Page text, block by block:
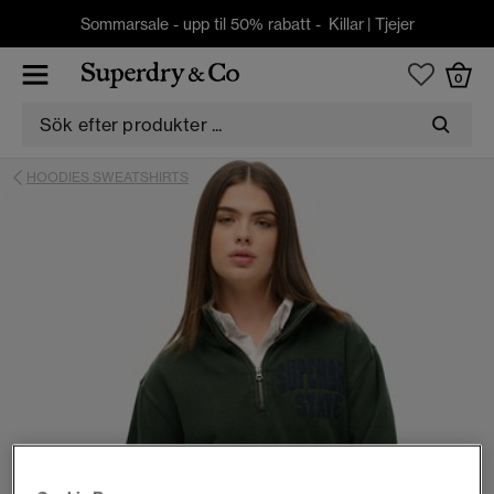
Sommarsale - upp til 50% rabatt - Killar| Tjejer
0
HOODIES SWEATSHIRTS